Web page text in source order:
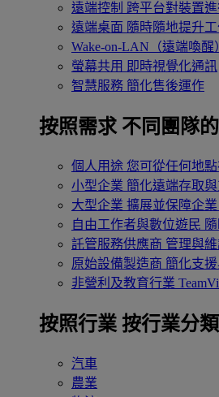
遠端控制 跨平台對裝置進
遠端桌面 隨時隨地提升
Wake-on-LAN（遠端喚醒
螢幕共用 即時視覺化通訊
智慧服務 簡化售後運作
按照需求 不同團隊
個人用途 您可從任何地
小型企業 簡化遠端存取
大型企業 擴展並保障企
自由工作者與數位遊民
託管服務供應商 管理與
原始設備製造商 簡化支
非營利及教育行業
按照行業 按行業分
汽車
農業